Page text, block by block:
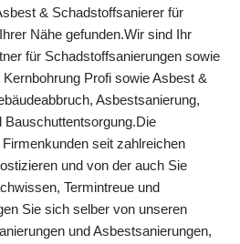
& Schadstoffsanierer für
Nähe gefunden.Wir sind Ihr
für Schadstoffsanierungen sowie
Profi sowie Asbest &
Asbestsanierung,
Bauschuttentsorgung.Die
seit zahlreichen
und von der auch Sie
Termintreue und
Sie sich selber von unseren
und Asbestsanierungen,